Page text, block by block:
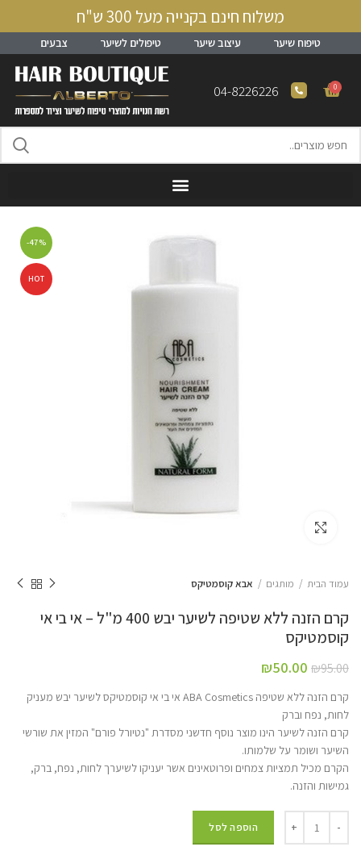
משלוח חינם בקנייה מעל 300 ש"ח
טיפוח שיער עיצוב שיער טיפולים לשיער צבעים
0
04-8226226
-47%
HOT
עמוד הבית מותגים אבא קוסמטיקס
קרם הזנה ללא שטיפה לשיער יבש 400 מ"ל – אי בי אי
קוסמטיקס
₪95.00
₪50.00
קרם הזנה ללא שטיפה ABA Cosmetics אי בי אי קוסמטיקס לשיער יבש מעניק
לחות, נפח וברק
קרם הזנה לשיער הינו מוצר נוסף חדשני מסדרת "נטיורל פורם" המזין את שורשי
השיער ושומר על שלמותו.
הקרם מכיל תמציות צמחים ופרוטאינים אשר יעניקו לשיערך לחות, נפח, ברק,
גמישות והזנה.
הוספה לסל